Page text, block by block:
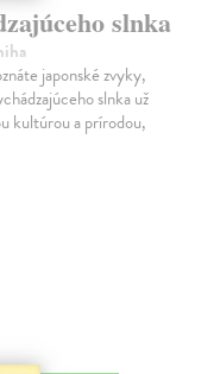
slnka
japonské zvyky,
slnka už
kultúrou a prírodou,